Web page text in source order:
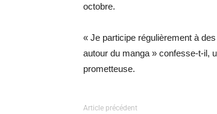
octobre.
« Je participe régulièrement à
autour du manga » confesse-t-il,
prometteuse.
Article précédent